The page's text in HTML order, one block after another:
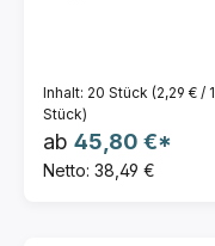
Inhalt: 20 Stück (2,29 € / 1
Stück)
ab 45,80 €*
Netto: 38,49 €